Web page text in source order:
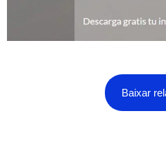
Baixar